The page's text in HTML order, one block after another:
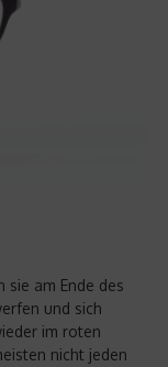
sie am Ende des
und sich
im roten
nicht jeden